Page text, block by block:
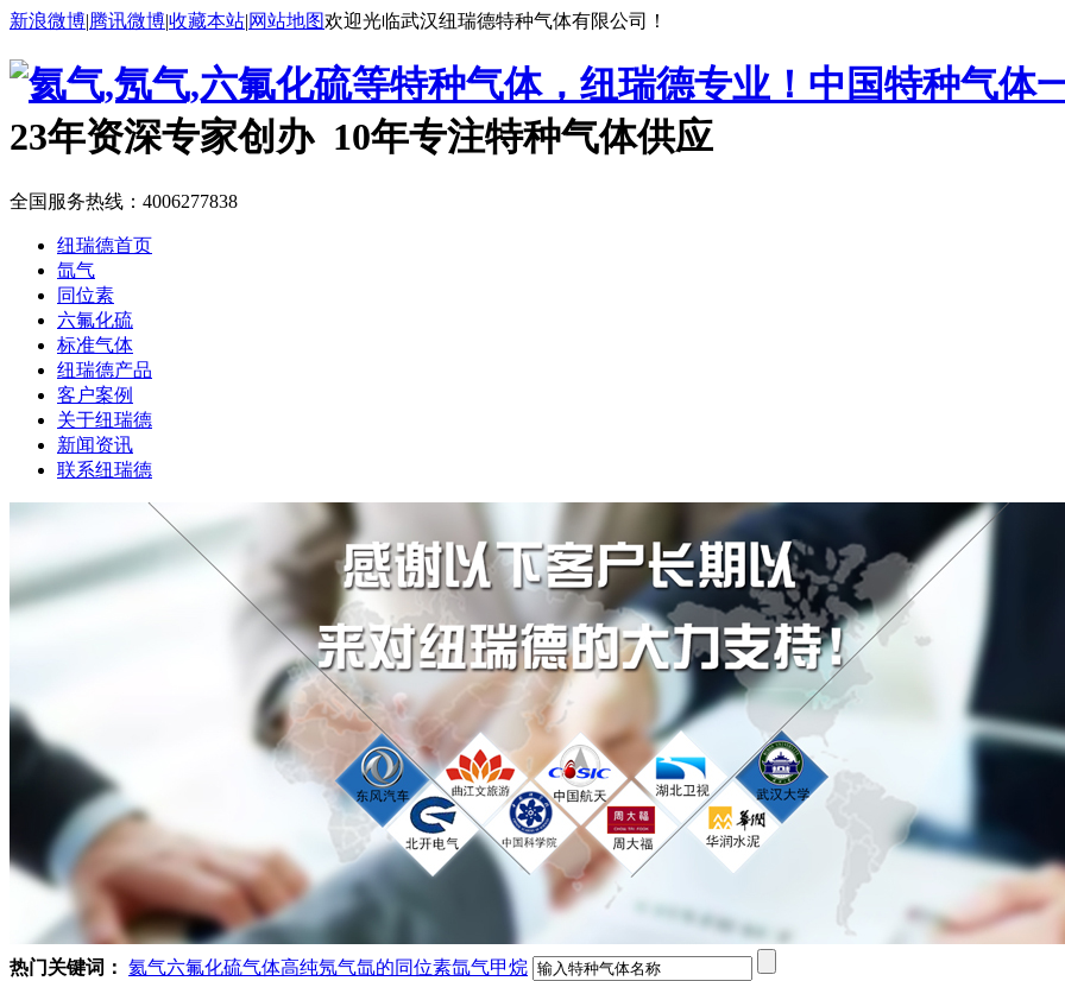
新浪微博|腾讯微博|收藏本站|网站地图欢迎光临武汉纽瑞德特种气体有限公司！
中国特种气体
23年资深专家创办 10年专注特种气体供应
全国服务热线： 4006277838
纽瑞德首页
氙气
同位素
六氟化硫
标准气体
纽瑞德产品
客户案例
关于纽瑞德
新闻资讯
联系纽瑞德
热门关键词： 氦气六氟化硫气体高纯氖气氙的同位素氙气甲烷